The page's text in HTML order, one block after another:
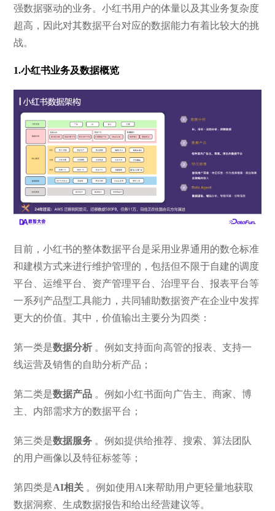
强数据驱动的业务。小红书用户的体量以及其业务复杂度
超高，因此对其数据平台对应的数据能力有着比较大的挑
战。
1.小红书业务及数据概览
目前，小红书的整体数据平台是采用业界通用的数仓标准
和建模方式来进行维护管理的，包括但不限于自建的调度
平台、运维平台、资产管理平台、治理平台、报表平台等
一系列产品型工具能力，共同辅助数据资产在企业中发挥
更大的价值。其中，价值输出主要分为四类：
第一类是数据分析 。例如支持面向高管的报表、支持一
线运营及销售的自助分析产品；
第二类是数据产品 。例如小红书面向广告主、商家、博
主、内部需求方的数据平台；
第三类是数据服务 。例如提供给推荐、搜索、算法团队
的用户画像以及特征标签等；
第四类是AI相关 。例如使用AI来帮助用户更轻量地获取
数据洞察、生成数据报告和给出经营建议等。